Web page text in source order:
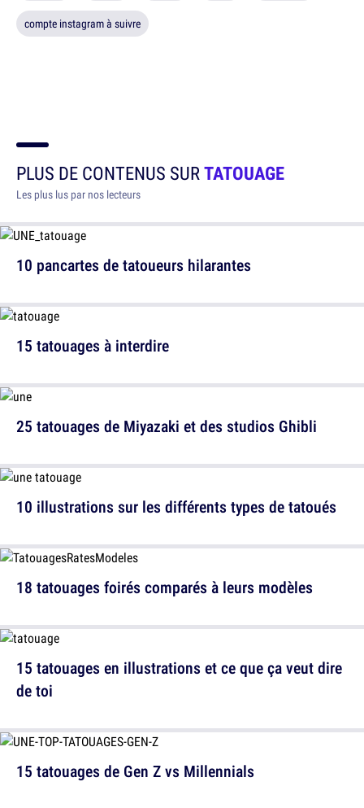
compte instagram à suivre
PLUS DE CONTENUS SURTATOUAGE
Les plus lus par nos lecteurs
10 pancartes de tatoueurs hilarantes
25 tatouages de Miyazaki et des studios Ghibli
18 tatouages foirés comparés à leurs modèles
15 tatouages de Gen Z vs Millennials
15 tatouages à interdire
10 illustrations sur les différents types de tatoués
15 tatouages en illustrations et ce que ça veut dire
de toi